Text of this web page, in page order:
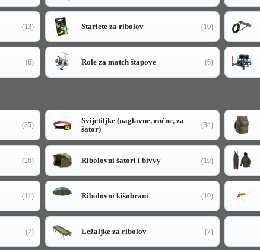
(13) Starlete za ribolov (10)
(6) Role za match štapove (6)
(35)
Svijetiljke (naglavne, ručne, za
šator)
(34)
(26) Ribolovni šatori i bivvy (19)
(11) Ribolovni kišobrani (10)
(7) Ležaljke za ribolov (7)